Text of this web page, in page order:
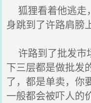
狐狸看着他逃走
身跳到了许路肩膀
许路到了批发市
下三层都是做批发
了，都是单卖，你
一般都会被吓人的